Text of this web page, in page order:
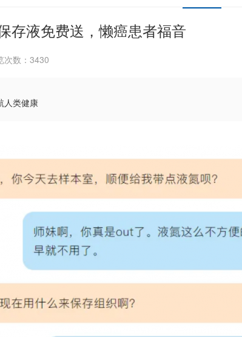
存液免费送，懒癌患者福音
次数：3430
人类健康